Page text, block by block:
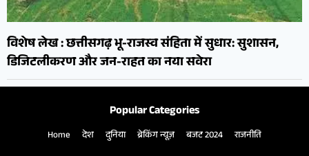
विशेष लेख : छत्तीसगढ़ भू-राजस्व संहिता में सुधार: सुशासन,
डिजिटलीकरण और जन-राहत का नया सवेरा
Popular Categories
Home देश दुनिया ब्रेकिंग न्यूज़ बजट 2024 राजनीति